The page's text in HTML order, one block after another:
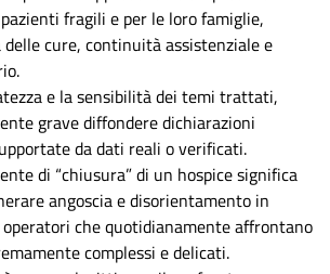
fragili e per le loro famiglie,
cure, continuità assistenziale e
e la sensibilità dei temi trattati,
grave diffondere dichiarazioni
da dati reali o verificati.
di “chiusura” di un hospice significa
angoscia e disorientamento in
che quotidianamente affrontano
complessi e delicati.